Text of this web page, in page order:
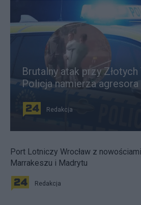
Brutalny atak przy Złotych
Policja namierza agresora
Redakcja
Port Lotniczy Wrocław z
Marrakeszu i Madrytu
Redakcja